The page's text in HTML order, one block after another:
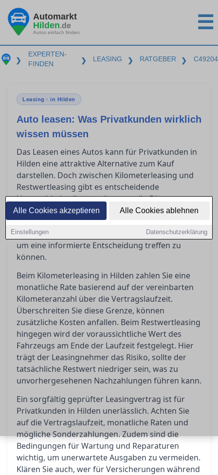
Alle Cookies akzeptieren Alle Cookies ablehnen
Einstellungen Datenschutzerklärung
Automarkt
Hilden.de
Autos einfach finden ☰
❯
EXPERTEN-
FINDEN
❯ LEASING ❯ RATGEBER ❯ C49204
Leasing · in Hilden
Auto leasen: Was Privatkunden wirklich
wissen müssen
Das Leasen eines Autos kann für Privatkunden in
Hilden eine attraktive Alternative zum Kauf
darstellen. Doch zwischen Kilometerleasing und
Restwertleasing gibt es entscheidende
Unterschiede, die es zu kennen gilt. Dieser
Ratgeber beleuchtet, welche Aspekte im
Leasingvertrag besonders relevant sind und wie
man häufigen Kostenfallen geschickt ausweicht,
um eine informierte Entscheidung treffen zu
können.
Beim Kilometerleasing in Hilden zahlen Sie eine
monatliche Rate basierend auf der vereinbarten
Kilometeranzahl über die Vertragslaufzeit.
Überschreiten Sie diese Grenze, können
zusätzliche Kosten anfallen. Beim Restwertleasing
hingegen wird der voraussichtliche Wert des
Fahrzeugs am Ende der Laufzeit festgelegt. Hier
trägt der Leasingnehmer das Risiko, sollte der
tatsächliche Restwert niedriger sein, was zu
unvorhergesehenen Nachzahlungen führen kann.
Ein sorgfältig geprüfter Leasingvertrag ist für
Privatkunden in Hilden unerlässlich. Achten Sie
auf die Vertragslaufzeit, monatliche Raten und
mögliche Sonderzahlungen. Zudem sind die
Bedingungen für Wartung und Reparaturen
wichtig, um unerwartete Ausgaben zu vermeiden.
Klären Sie auch, wer für Versicherungen während